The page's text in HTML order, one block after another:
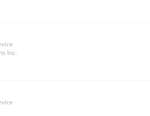
Inc.